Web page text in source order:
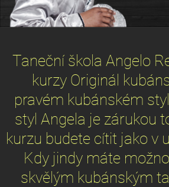
Taneční škola Angelo
kurzy Originál
pravém kubánském
styl Angela je zárukou
kurzu budete cítit jako v
Kdy jindy máte
skvělým kubánským